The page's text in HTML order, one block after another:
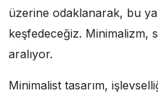
üzerine odaklanarak, bu
keşfedeceğiz. Minimalizm,
aralıyor.
Minimalist tasarım,